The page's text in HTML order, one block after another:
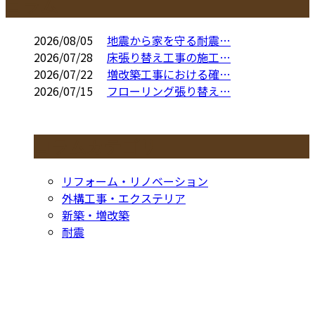
2026/08/05
地震から家を守る耐震…
2026/07/28
床張り替え工事の施工…
2026/07/22
増改築工事における確…
2026/07/15
フローリング張り替え…
リフォーム・リノベーション
外構工事・エクステリア
新築・増改築
耐震